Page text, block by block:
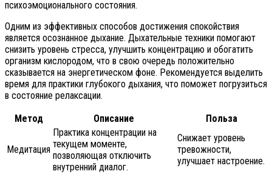
психоэмоционального состояния.
Одним из эффективных способов достижения спокойствия
является осознанное дыхание. Дыхательные техники помогают
снизить уровень стресса, улучшить концентрацию и обогатить
организм кислородом, что в свою очередь положительно
сказывается на энергетическом фоне. Рекомендуется выделить
время для практики глубокого дыхания, что поможет погрузиться
в состояние релаксации.
Метод
Описание Польза
Медитация
Практика концентрации на
текущем моменте,
позволяющая отключить
внутренний диалог.
Снижает уровень
тревожности,
улучшает настроение.